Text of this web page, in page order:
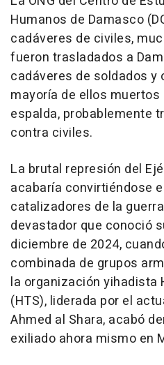
Humanos de Damasco
cadáveres de civiles,
fueron trasladados a
cadáveres de soldados
mayoría de ellos
espalda, probablemente
contra civiles.
La brutal represión del
acabaría convirtiéndose
catalizadores de la
devastador que conoció
diciembre de 2024,
combinada de grupos
la organización yihadista
(HTS), liderada por el
Ahmed al Shara, acabó
exiliado ahora mismo en